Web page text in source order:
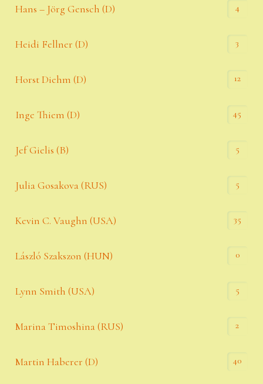
Hans – Jörg Gensch (D) 4
Heidi Fellner (D) 3
Horst Diehm (D) 12
Inge Thiem (D) 45
Jef Gielis (B) 5
Julia Gosakova (RUS) 5
Kevin C. Vaughn (USA) 35
László Szakszon (HUN) 0
Lynn Smith (USA) 5
Marina Timoshina (RUS) 2
Martin Haberer (D) 40